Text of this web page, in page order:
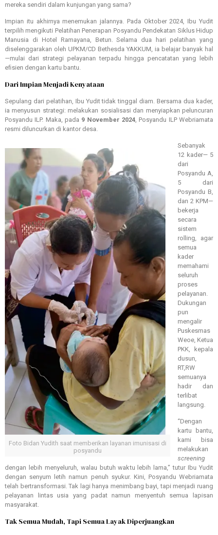
mereka sendiri dalam kunjungan yang sama?
Impian itu akhirnya menemukan jalannya. Pada Oktober 2024, Ibu Yudit
terpilih mengikuti Pelatihan Penerapan Posyandu Pendekatan Siklus Hidup
Manusia di Hotel Ramayana, Betun. Selama dua hari pelatihan yang
diselenggarakan oleh UPKM/CD Bethesda YAKKUM, ia belajar banyak hal
—mulai dari strategi pelayanan terpadu hingga pencatatan yang lebih
eﬁsien dengan kartu bantu.
Dari Impian Menjadi Kenyataan
Sepulang dari pelatihan, Ibu Yudit tidak tinggal diam. Bersama dua kader,
ia menyusun strategi: melakukan sosialisasi dan menyiapkan peluncuran
Posyandu ILP. Maka, pada 9 November 2024, Posyandu ILP Webriamata
resmi diluncurkan di kantor desa.
Foto Bidan Yudith saat memberikan layanan imunisasi di
posyandu
Sebanyak
12 kader— 5
dari
Posyandu A,
5 dari
Posyandu B,
dan 2 KPM—
bekerja
secara
sistem
rolling, agar
semua
kader
memahami
seluruh
proses
pelayanan.
Dukungan
pun
mengalir
Puskesmas
Weoe, Ketua
PKK, kepala
dusun,
RT,RW
semuanya
hadir dan
terlibat
langsung.
“Dengan
kartu bantu,
kami bisa
melakukan
screening
dengan lebih menyeluruh, walau butuh waktu lebih lama,” tutur Ibu Yudit
dengan senyum letih namun penuh syukur. Kini, Posyandu Webriamata
telah bertransformasi. Tak lagi hanya menimbang bayi, tapi menjadi ruang
pelayanan lintas usia yang padat namun menyentuh semua lapisan
masyarakat.
Tak Semua Mudah, Tapi Semua Layak Diperjuangkan